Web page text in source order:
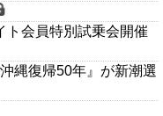
ト会員特別試乗会開催
縄復帰50年』が新潮選